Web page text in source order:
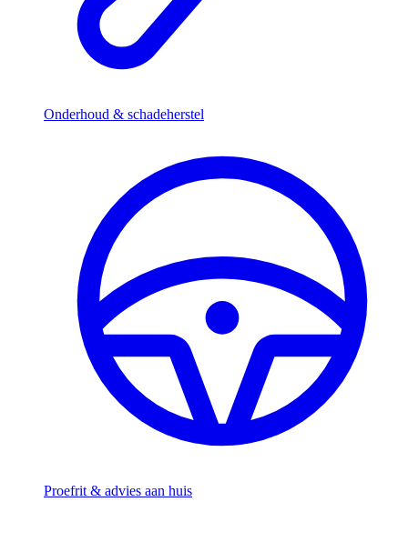
Onderhoud & schadeherstel
Proefrit & advies aan huis